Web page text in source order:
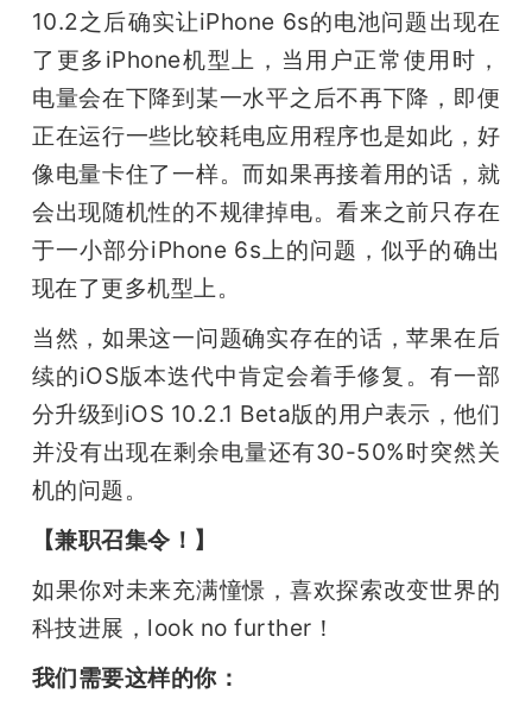
10.2之后确实让iPhone 6s的电池问题出现在
了更多iPhone机型上，当用户正常使用时，
电量会在下降到某一水平之后不再下降，即便
正在运行一些比较耗电应用程序也是如此，好
像电量卡住了一样。而如果再接着用的话，就
会出现随机性的不规律掉电。看来之前只存在
于一小部分iPhone 6s上的问题，似乎的确出
现在了更多机型上。
当然，如果这一问题确实存在的话，苹果在后
续的iOS版本迭代中肯定会着手修复。有一部
分升级到iOS 10.2.1 Beta版的用户表示，他们
并没有出现在剩余电量还有30-50%时突然关
机的问题。
【兼职召集令！】
如果你对未来充满憧憬，喜欢探索改变世界的
科技进展，look no further！
我们需要这样的你：